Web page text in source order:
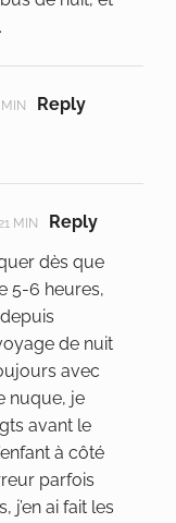
Reply
MIN
Reply
dès que
5-6 heures,
de nuit
avec
nuque, je
avant le
à côté
parfois
j’en ai fait les